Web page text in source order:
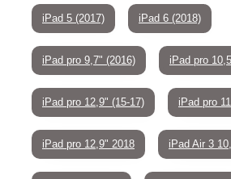
iPad 5 (2017) iPad 6 (2018)
iPad pro 9,7" (2016) iPad pro
iPad pro 12,9" (15-17) iPad pro
iPad pro 12,9" 2018 iPad Air 3